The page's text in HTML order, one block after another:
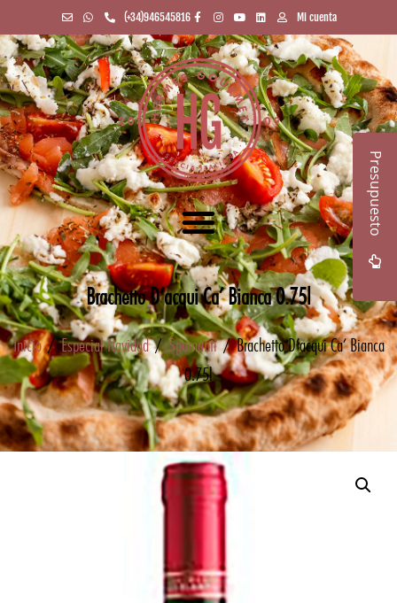
(+34)946545816 Mi cuenta
Brachetto D’acqui Ca’ Bianca 0.75l
Inicio/Especial Navidad/Spumanti/ Brachetto D’acqui Ca’ Bianca
0.75l
Presupuesto